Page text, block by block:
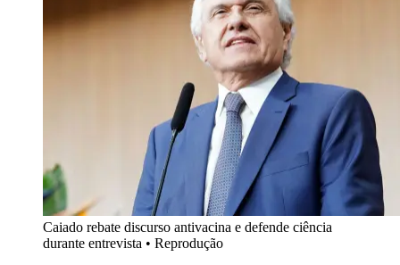
Caiado rebate discurso antivacina e defende ciência
durante entrevista • Reprodução